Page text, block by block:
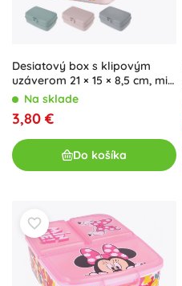
Desiatový box s klipovým
uzáverom 21 × 15 × 8,5 cm, mix
farieb
Na sklade
3,80 €
Do košíka